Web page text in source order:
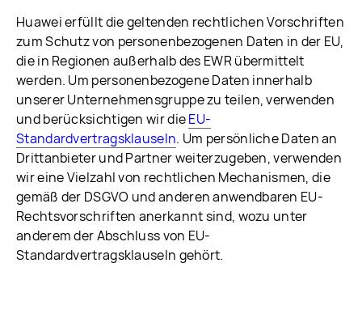
Huawei erfüllt die geltenden rechtlichen Vorschriften
zum Schutz von personenbezogenen Daten in der EU,
die in Regionen außerhalb des EWR übermittelt
werden. Um personenbezogene Daten innerhalb
unserer Unternehmensgruppe zu teilen, verwenden
und berücksichtigen wir dieEU-
Standardvertragsklauseln. Um persönliche Daten an
Drittanbieter und Partner weiterzugeben, verwenden
wir eine Vielzahl von rechtlichen Mechanismen, die
gemäß der DSGVO und anderen anwendbaren EU-
Rechtsvorschriften anerkannt sind, wozu unter
anderem der Abschluss von EU-
Standardvertragsklauseln gehört.